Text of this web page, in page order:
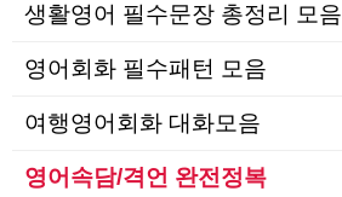
생활영어 필수문장 총정리 모음
영어회화 필수패턴 모음
여행영어회화 대화모음
영어속담/격언 완전정복